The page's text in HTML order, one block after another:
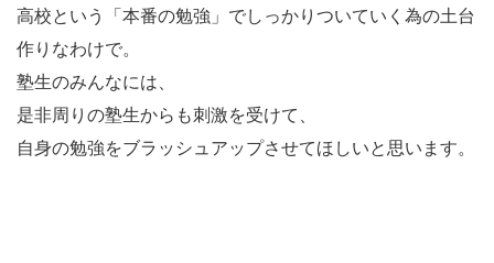
高校という「本番の勉強」でしっかりついていく為の土台
作りなわけで。
塾生のみんなには、
是非周りの塾生からも刺激を受けて、
自身の勉強をブラッシュアップさせてほしいと思います。